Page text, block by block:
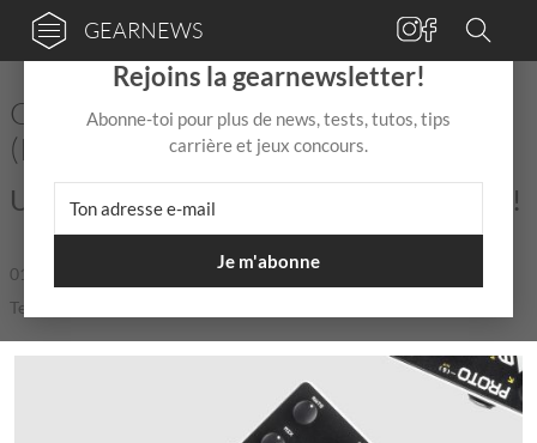
GEARNEWS
Catalinbread propose la pédale X/F
(Proto 6) pour une durée limitée
Une nouvelle arrivée dans le Proto Club !
01 Juin |
Temps de lecture: 1 min
×
Rejoins la gearnewsletter!
Abonne-toi pour plus de news, tests, tutos, tips
carrière et jeux concours.
Je m'abonne